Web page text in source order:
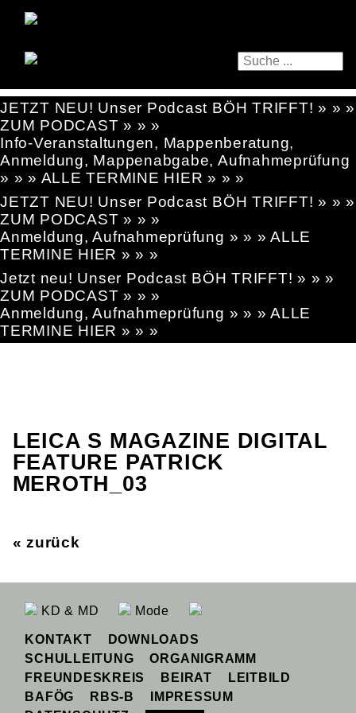
JETZT NEU! Unser Podcast BÖH TRIFFT! » » »
ZUM PODCAST » » »
Info-Veranstaltungen, Mappenberatung,
Anmeldung, Mappenabgabe, Aufnahmeprüfung
» » » ALLE TERMINE HIER » » »
JETZT NEU! Unser Podcast BÖH TRIFFT! » » »
ZUM PODCAST » » »
Anmeldung, Aufnahmeprüfung » » » ALLE
TERMINE HIER » » »
Jetzt neu! Unser Podcast BÖH TRIFFT! » » »
ZUM PODCAST » » »
Anmeldung, Aufnahmeprüfung » » » ALLE
TERMINE HIER » » »
LEICA S MAGAZINE DIGITAL
FEATURE PATRICK
MEROTH_03
« zurück
KD & MD Mode
KONTAKT
DOWNLOADS
SCHULLEITUNG
ORGANIGRAMM
FREUNDESKREIS
BEIRAT
LEITBILD
BAFÖG
RBS-B
IMPRESSUM